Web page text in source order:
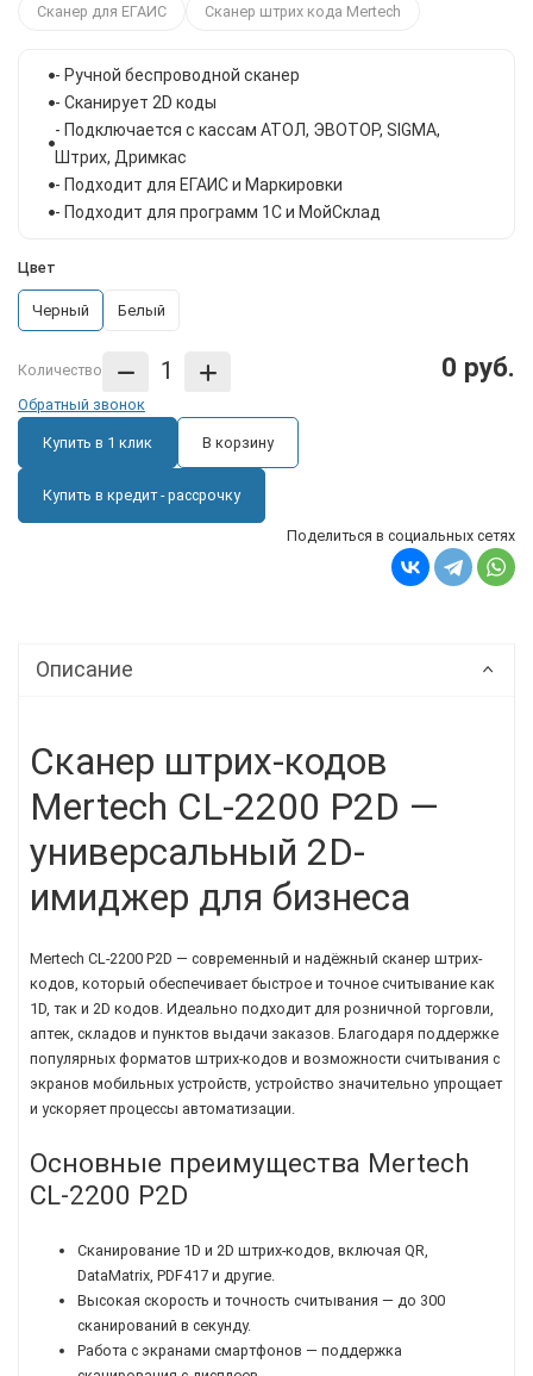
Сканер для ЕГАИС Сканер штрих кода Mertech
- Ручной беспроводной сканер
- Сканирует 2D коды
- Подключается с кассам АТОЛ, ЭВОТОР, SIGMА,
Штрих, Дримкас
- Подходит для ЕГАИС и Маркировки
- Подходит для программ 1С и МойСклад
Цвет
Черный Белый
Количество 0 руб.
Обратный звонок
Купить в 1 клик В корзину
Купить в кредит - рассрочку
Поделиться в социальных сетях
Описание
Сканер штрих-кодов
Mertech CL-2200 P2D —
универсальный 2D-
имиджер для бизнеса
Mertech CL-2200 P2D — современный и надёжный сканер штрих-
кодов, который обеспечивает быстрое и точное считывание как
1D, так и 2D кодов. Идеально подходит для розничной торговли,
аптек, складов и пунктов выдачи заказов. Благодаря поддержке
популярных форматов штрих-кодов и возможности считывания с
экранов мобильных устройств, устройство значительно упрощает
и ускоряет процессы автоматизации.
Основные преимущества Mertech
CL-2200 P2D
Сканирование 1D и 2D штрих-кодов, включая QR,
DataMatrix, PDF417 и другие.
Высокая скорость и точность считывания — до 300
сканирований в секунду.
Работа с экранами смартфонов — поддержка